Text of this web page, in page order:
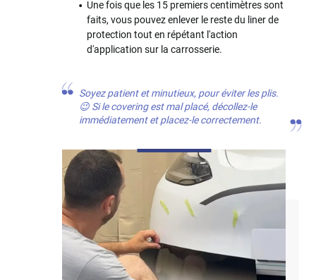
Une fois que les 15 premiers centimètres sont
faits, vous pouvez enlever le reste du liner de
protection tout en répétant l'action
d'application sur la carrosserie.
Soyez patient et minutieux, pour éviter les plis.
😉 Si le covering est mal placé, décollez-le
immédiatement et placez-le correctement.